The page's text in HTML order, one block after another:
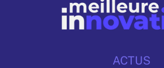
ACTUS